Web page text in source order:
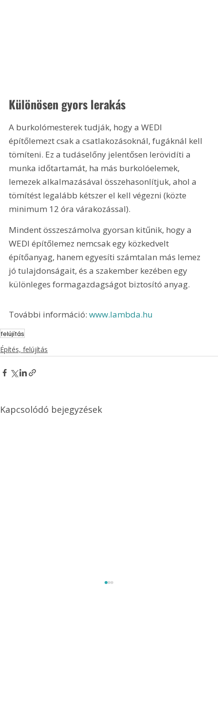
Különösen gyors lerakás
A burkolómesterek tudják, hogy a WEDI
építőlemezt csak a csatlakozásoknál, fugáknál kell
tömíteni. Ez a tudáselőny jelentősen lerövidíti a
munka időtartamát, ha más burkolóelemek,
lemezek alkalmazásával összehasonlítjuk, ahol a
tömítést legalább kétszer el kell végezni (közte
minimum 12 óra várakozással).
Mindent összeszámolva gyorsan kitűnik, hogy a
WEDI építőlemez nemcsak egy közkedvelt
építőanyag, hanem egyesíti számtalan más lemez
jó tulajdonságait, és a szakember kezében egy
különleges formagazdagságot biztosító anyag.
További információ: www.lambda.hu
felújítás
Építés, felújítás
Kapcsolódó bejegyzések